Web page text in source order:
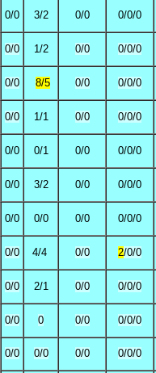
0/0 3/2 0/0 0/0/0
0/0 1/2 0/0 0/0/0
0/0 8/5 0/0 0/0/0
0/0 1/1 0/0 0/0/0
0/0 0/1 0/0 0/0/0
0/0 3/2 0/0 0/0/0
0/0 0/0 0/0 0/0/0
0/0 4/4 0/0 2/0/0
0/0 2/1 0/0 0/0/0
0/0 0 0/0 0/0/0
0/0 0/0 0/0 0/0/0